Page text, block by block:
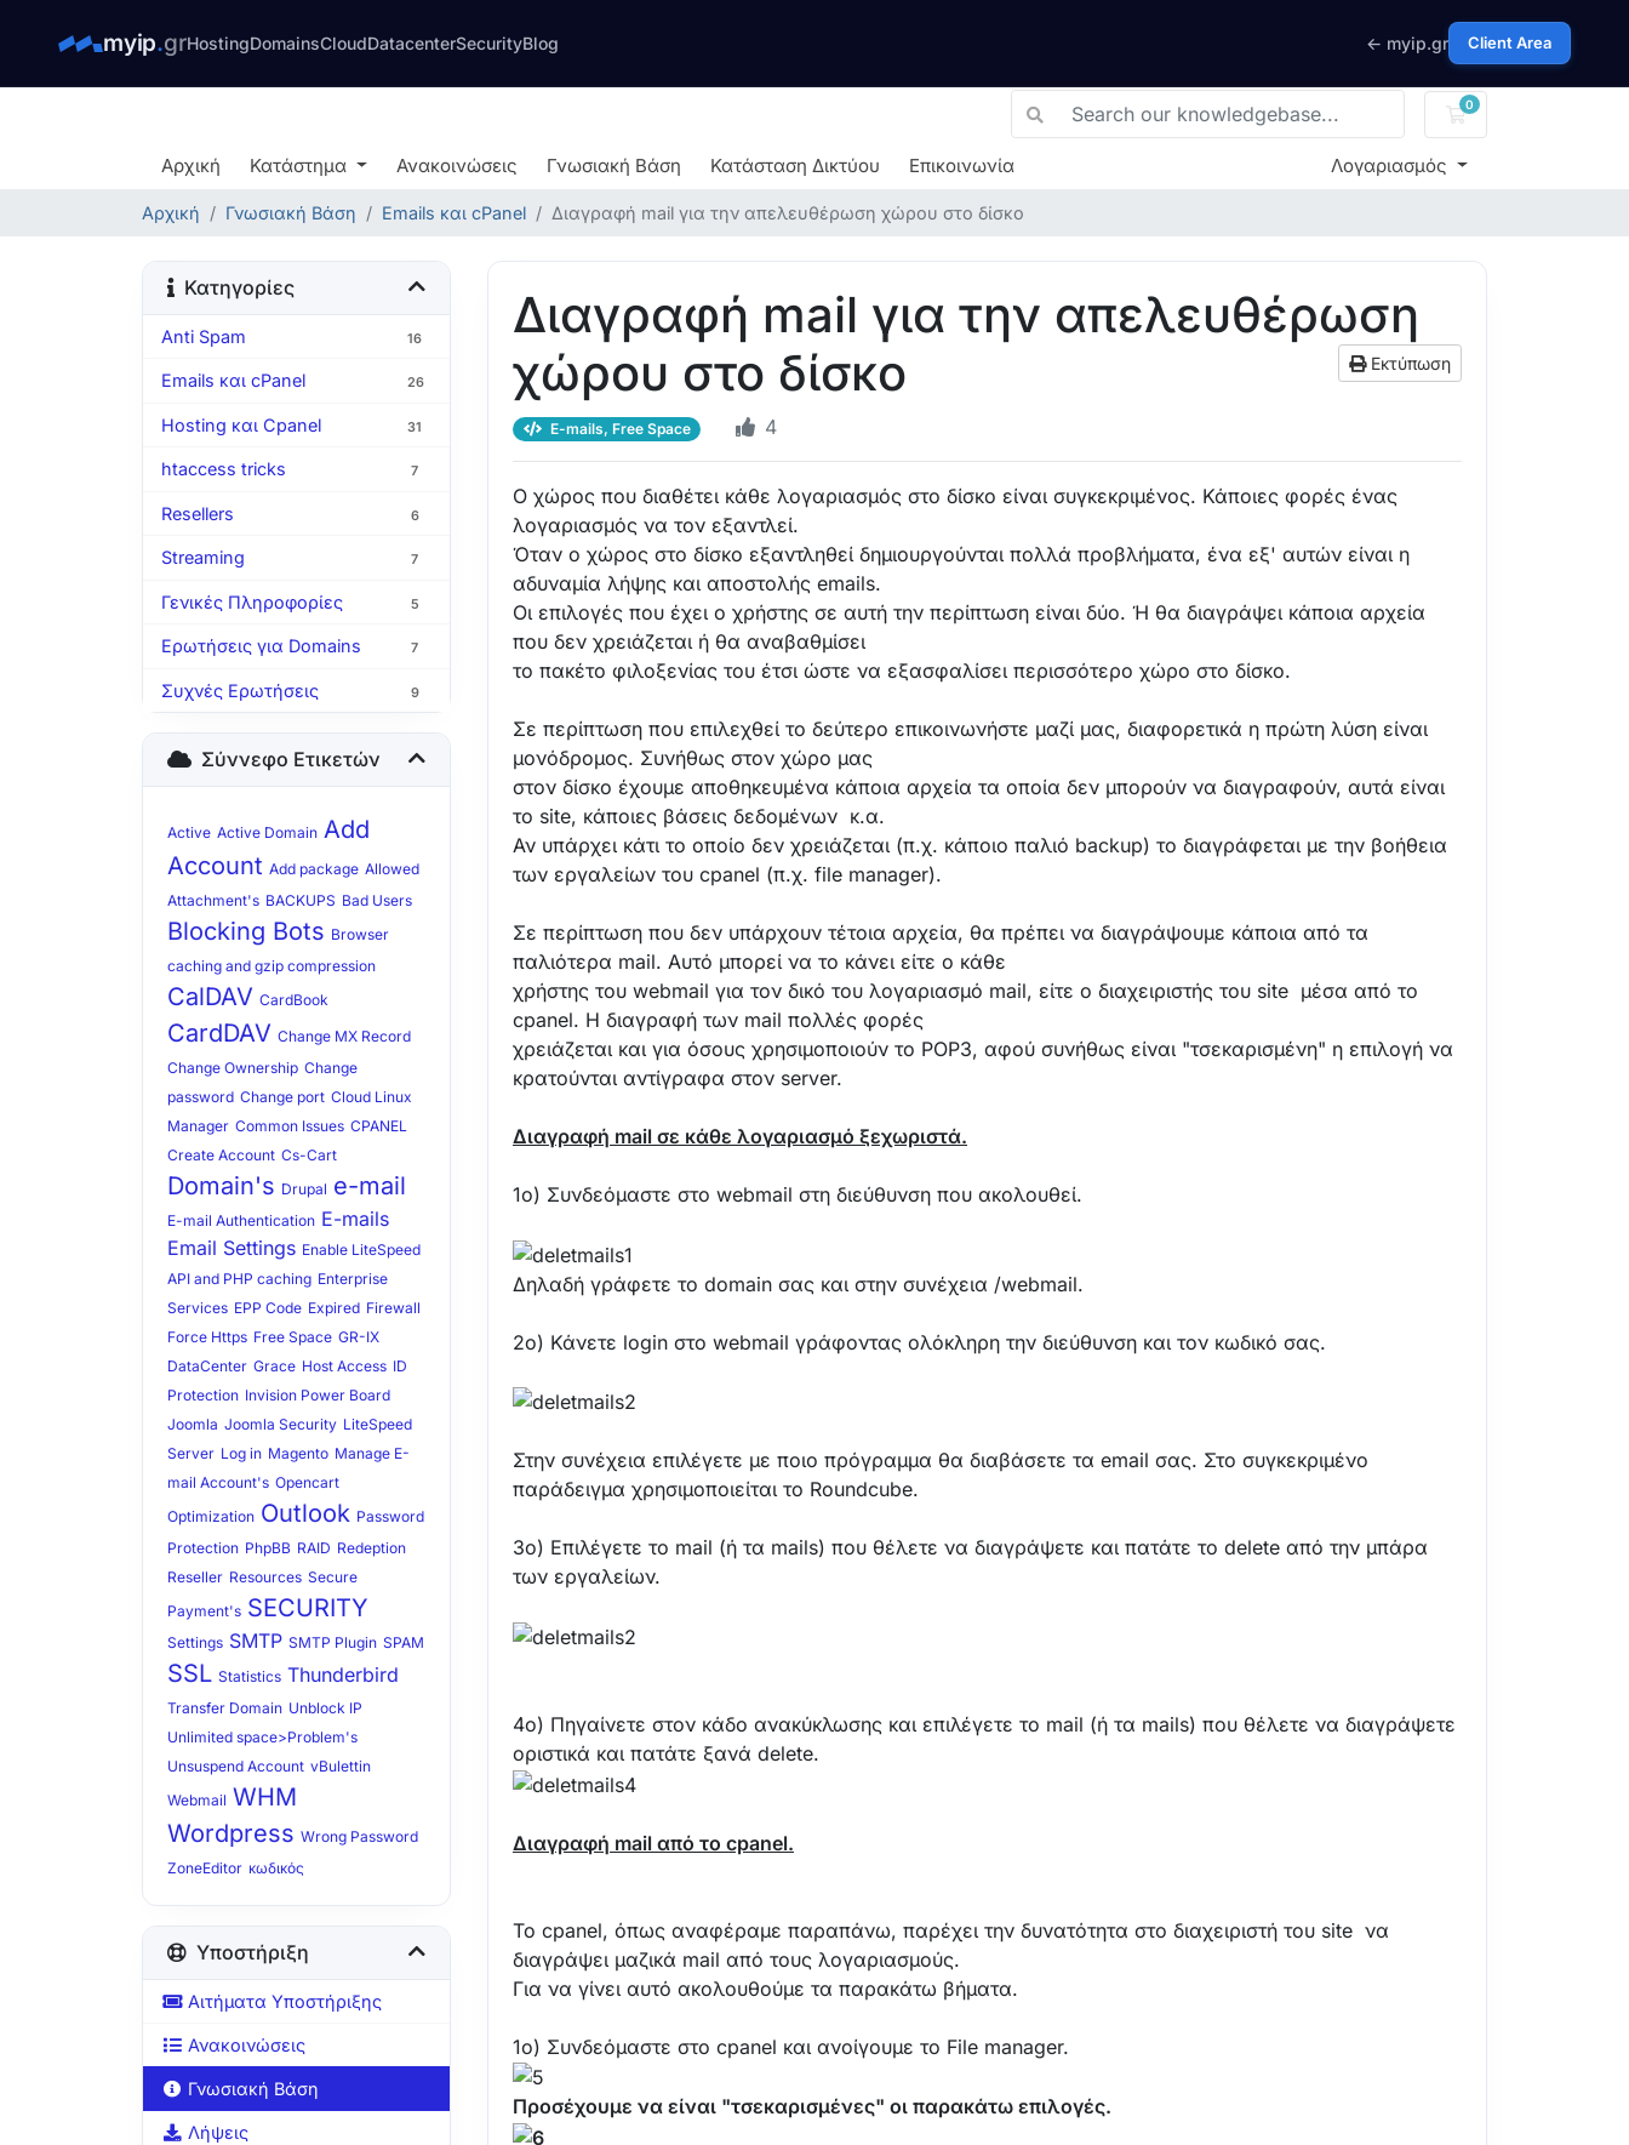
myip.grHostingDomainsCloudDatacenterSecurityBlog ← myip.gr Client Area
0
Καλάθι Αγορών
Αρχική Κατάστημα Ανακοινώσεις Γνωσιακή Βάση Κατάσταση Δικτύου Επικοινωνία Λογαριασμός
Αρχική Γνωσιακή Βάση Emails και cPanel Διαγραφή mail για την απελευθέρωση χώρου στο δίσκο
Κατηγορίες
Anti Spam 16
Emails και cPanel 26
Hosting και Cpanel 31
htaccess tricks 7
Resellers 6
Streaming 7
Γενικές Πληροφορίες 5
Ερωτήσεις για Domains 7
Συχνές Ερωτήσεις 9
Σύννεφο Ετικετών
Active Active Domain Add
Account Add package Allowed
Attachment's BACKUPS Bad Users
Blocking Bots Browser
caching and gzip compression
CalDAV CardBook
CardDAV Change MX Record
Change Ownership Change
password Change port Cloud Linux
Manager Common Issues CPANEL
Create Account Cs-Cart
Domain's Drupal e-mail
E-mail Authentication E-mails
Email Settings Enable LiteSpeed
API and PHP caching Enterprise
Services EPP Code Expired Firewall
Force Https Free Space GR-IX
DataCenter Grace Host Access ID
Protection Invision Power Board
Joomla Joomla Security LiteSpeed
Server Log in Magento Manage E-
mail Account's Opencart
Optimization Outlook Password
Protection PhpBB RAID Redeption
Reseller Resources Secure
Payment's SECURITY
Settings SMTP SMTP Plugin SPAM
SSL Statistics Thunderbird
Transfer Domain Unblock IP
Unlimited space>Problem's
Unsuspend Account vBulettin
Webmail WHM
Wordpress Wrong Password
ZoneEditor κωδικός
Υποστήριξη
Αιτήματα Υποστήριξης
Ανακοινώσεις
Γνωσιακή Βάση
Λήψεις
Διαγραφή mail για την απελευθέρωση
χώρου στο δίσκο
Εκτύπωση
E-mails, Free Space 4
Ο χώρος που διαθέτει κάθε λογαριασμός στο δίσκο είναι συγκεκριμένος. Κάποιες φορές ένας
λογαριασμός να τον εξαντλεί.
Όταν ο χώρος στο δίσκο εξαντληθεί δημιουργούνται πολλά προβλήματα, ένα εξ' αυτών είναι η
αδυναμία λήψης και αποστολής emails.
Οι επιλογές που έχει ο χρήστης σε αυτή την περίπτωση είναι δύο. Ή θα διαγράψει κάποια αρχεία
που δεν χρειάζεται ή θα αναβαθμίσει
το πακέτο φιλοξενίας του έτσι ώστε να εξασφαλίσει περισσότερο χώρο στο δίσκο.
Σε περίπτωση που επιλεχθεί το δεύτερο επικοινωνήστε μαζί μας, διαφορετικά η πρώτη λύση είναι
μονόδρομος. Συνήθως στον χώρο μας
στον δίσκο έχουμε αποθηκευμένα κάποια αρχεία τα οποία δεν μπορούν να διαγραφούν, αυτά είναι
το site, κάποιες βάσεις δεδομένων κ.α.
Αν υπάρχει κάτι το οποίο δεν χρειάζεται (π.χ. κάποιο παλιό backup) το διαγράφεται με την βοήθεια
των εργαλείων του cpanel (π.χ. file manager).
Σε περίπτωση που δεν υπάρχουν τέτοια αρχεία, θα πρέπει να διαγράψουμε κάποια από τα
παλιότερα mail. Αυτό μπορεί να το κάνει είτε ο κάθε
χρήστης του webmail για τον δικό του λογαριασμό mail, είτε ο διαχειριστής του site μέσα από το
cpanel. Η διαγραφή των mail πολλές φορές
χρειάζεται και για όσους χρησιμοποιούν το POP3, αφού συνήθως είναι "τσεκαρισμένη" η επιλογή να
κρατούνται αντίγραφα στον server.
Διαγραφή mail σε κάθε λογαριασμό ξεχωριστά.
1ο) Συνδεόμαστε στο webmail στη διεύθυνση που ακολουθεί.
Δηλαδή γράφετε το domain σας και στην συνέχεια /webmail.
2o) Κάνετε login στο webmail γράφοντας ολόκληρη την διεύθυνση και τον κωδικό σας.
Στην συνέχεια επιλέγετε με ποιο πρόγραμμα θα διαβάσετε τα email σας. Στο συγκεκριμένο
παράδειγμα χρησιμοποιείται το Roundcube.
3o) Επιλέγετε το mail (ή τα mails) που θέλετε να διαγράψετε και πατάτε το delete από την μπάρα
των εργαλείων.
4o) Πηγαίνετε στον κάδο ανακύκλωσης και επιλέγετε το mail (ή τα mails) που θέλετε να διαγράψετε
οριστικά και πατάτε ξανά delete.
Διαγραφή mail από το cpanel.
Το cpanel, όπως αναφέραμε παραπάνω, παρέχει την δυνατότητα στο διαχειριστή του site να
διαγράψει μαζικά mail από τους λογαριασμούς.
Για να γίνει αυτό ακολουθούμε τα παρακάτω βήματα.
1ο) Συνδεόμαστε στο cpanel και ανοίγουμε το File manager.
Προσέχουμε να είναι "τσεκαρισμένες" οι παρακάτω επιλογές.